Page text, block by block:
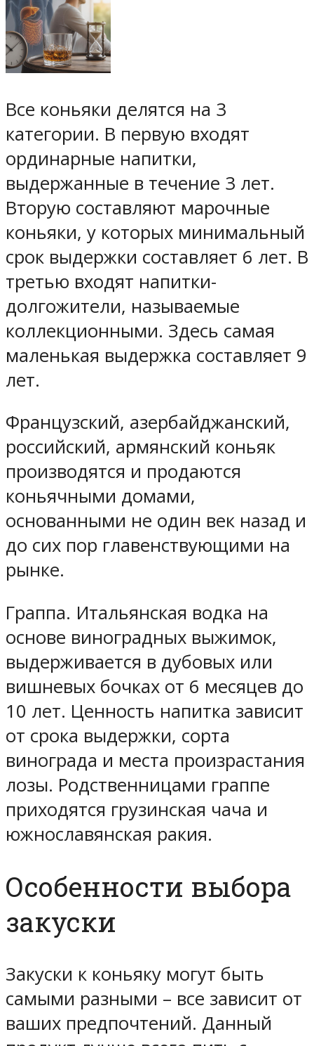
Все коньяки делятся на 3
категории. В первую входят
ординарные напитки,
выдержанные в течение 3 лет.
Вторую составляют марочные
коньяки, у которых минимальный
срок выдержки составляет 6 лет. В
третью входят напитки-
долгожители, называемые
коллекционными. Здесь самая
маленькая выдержка составляет 9
лет.
Французский, азербайджанский,
российский, армянский коньяк
производятся и продаются
коньячными домами,
основанными не один век назад и
до сих пор главенствующими на
рынке.
Граппа. Итальянская водка на
основе виноградных выжимок,
выдерживается в дубовых или
вишневых бочках от 6 месяцев до
10 лет. Ценность напитка зависит
от срока выдержки, сорта
винограда и места произрастания
лозы. Родственницами граппе
приходятся грузинская чача и
южнославянская ракия.
Особенности выбора
закуски
Закуски к коньяку могут быть
самыми разными – все зависит от
ваших предпочтений. Данный